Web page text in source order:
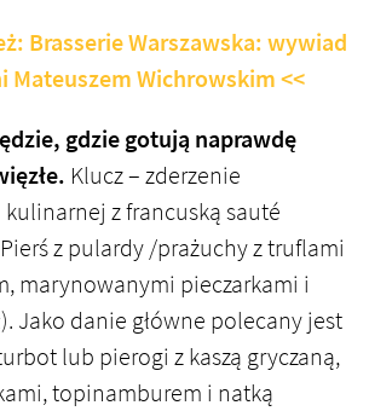
Brasserie Warszawska: wywiad
Mateuszem Wichrowskim <<
gdzie gotują naprawdę
Klucz – zderzenie
z francuską sauté
z pulardy /prażuchy z truflami
marynowanymi pieczarkami i
Jako danie główne polecany jest
lub pierogi z kaszą gryczaną,
topinamburem i natką